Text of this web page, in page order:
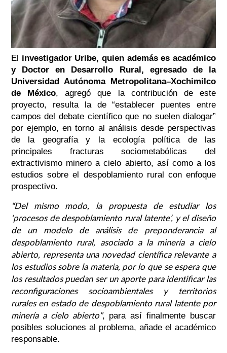
El investigador Uribe, quien además es académico
y Doctor en Desarrollo Rural, egresado de la
Universidad Autónoma Metropolitana–Xochimilco
de México, agregó que la contribución de este
proyecto, resulta la de“establecer puentes entre
campos del debate científico que no suelen dialogar”
por ejemplo, en torno al análisis desde perspectivas
de la geografía y la ecología política de las
principales fracturas sociometabólicas del
extractivismo minero a cielo abierto, así como a los
estudios sobre el despoblamiento rural con enfoque
prospectivo.
“Del mismo modo, la propuesta de estudiar los
‘procesos de despoblamiento rural latente’, y el diseño
de un modelo de análisis de preponderancia al
despoblamiento rural, asociado a la minería a cielo
abierto, representa una novedad científica relevante a
los estudios sobre la materia, por lo que se espera que
los resultados puedan ser un aporte para identificar las
reconfiguraciones socioambientales y territorios
rurales en estado de despoblamiento rural latente por
minería a cielo abierto”, para así finalmente buscar
posibles soluciones al problema, añade el académico
responsable.